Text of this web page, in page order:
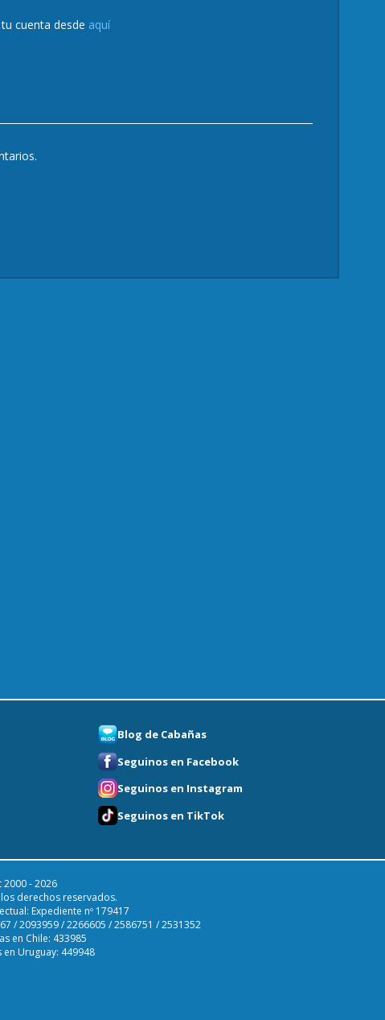
cuenta desde aquí
Blog de Cabañas
Seguinos en Facebook
Seguinos en Instagram
Seguinos en TikTok
- 2026
derechos reservados.
Expediente nº 179417
/ 2093959 / 2266605 / 2586751 / 2531352
en Chile: 433985
Uruguay: 449948